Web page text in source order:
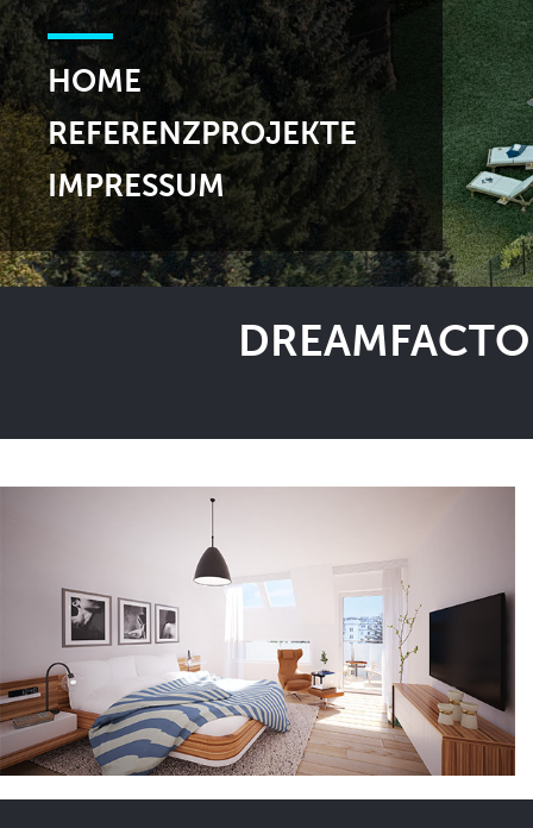
HOME
REFERENZPROJEKTE
IMPRESSUM